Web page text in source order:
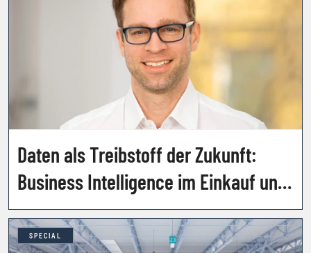
Daten als Treibstoff der Zukunft:
Business Intelligence im Einkauf und
Supply Chain Management
SPECIAL